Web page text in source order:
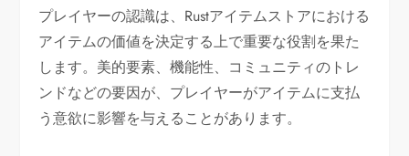
プレイヤーの認識は、Rustアイテムストアにおける
アイテムの価値を決定する上で重要な役割を果た
します。美的要素、機能性、コミュニティのトレ
ンドなどの要因が、プレイヤーがアイテムに支払
う意欲に影響を与えることがあります。